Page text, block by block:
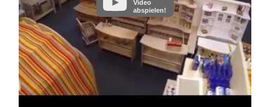
Video
abspielen!